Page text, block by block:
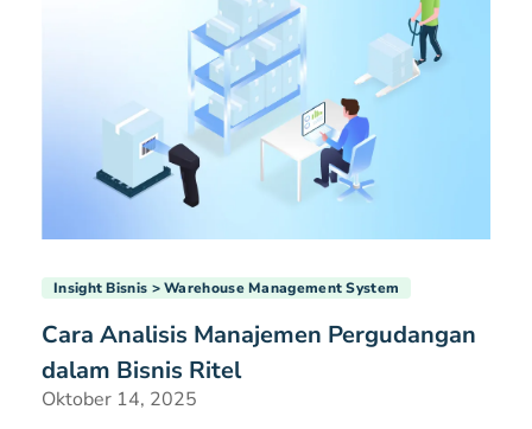
Insight Bisnis Warehouse Management System
Cara Analisis Manajemen Pergudangan
dalam Bisnis Ritel
Oktober 14, 2025